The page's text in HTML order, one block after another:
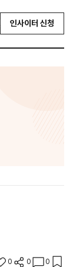
인사이터 신청
0 0 0